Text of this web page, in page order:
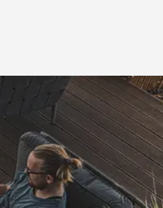
wurde